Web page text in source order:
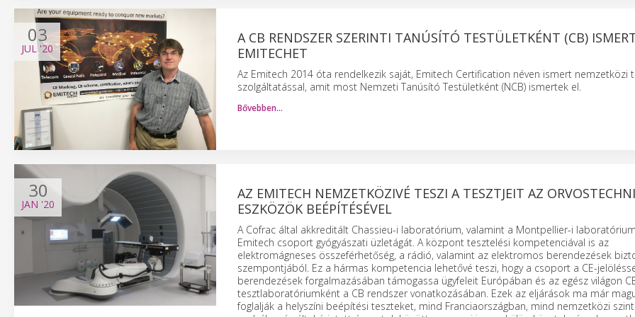
03
JUL '20
A CB RENDSZER SZERINTI TANÚSÍTÓ TESTÜLETKÉNT (CB)
EMITECHET
Az Emitech 2014 óta rendelkezik saját, Emitech Certification néven ismert nemzetközi
szolgáltatással, amit most Nemzeti Tanúsító Testületként (NCB) ismertek el.
Bővebben…
30
JAN '20
AZ EMITECH NEMZETKÖZIVÉ TESZI A TESZTJEIT AZ
ESZKÖZÖK BEÉPÍTÉSÉVEL
A Cofrac által akkreditált Chassieu-i laboratórium, valamint a Montpellier-i
Emitech csoport gyógyászati üzletágát. A központ tesztelési kompetenciával is az
elektromágneses összeférhetőség, a rádió, valamint az elektromos berendezések
szempontjából. Ez a hármas kompetencia lehetővé teszi, hogy a csoport a CE-
berendezések forgalmazásában támogassa ügyfeleit Európában és az egész világon
tesztlaboratóriumként a CB rendszer vonatkozásában. Ezek az eljárások ma már
foglalják a helyszíni beépítési teszteket, mind Franciaországban, mind nemzetközi